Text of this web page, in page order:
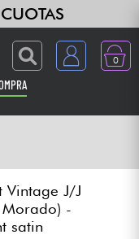
0
J/J
Morado) -
satin